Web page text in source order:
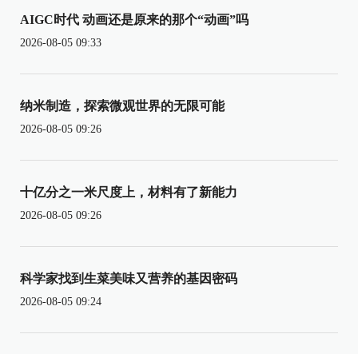
AIGC时代 动画还是原来的那个“动画”吗
2026-08-05 09:33
纳米制造，探索微观世界的无限可能
2026-08-05 09:26
十亿分之一米尺度上，材料有了新能力
2026-08-05 09:26
科学家找到生菜美味又营养的基因密码
2026-08-05 09:24